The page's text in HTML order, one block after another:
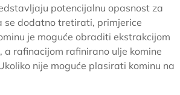
potencijalnu opasnost za
se dodatno tretirati, primjerice
je moguće obraditi ekstrakcijom
rafinacijom rafinirano ulje komine
nije moguće plasirati kominu na